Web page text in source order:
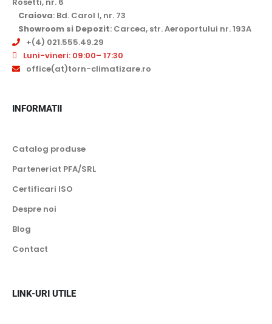
Bucuresti: Maria Rosetti Tower, et. 4 ,biroul 7, Str. Maria
Rosetti, nr. 6
Craiova: Bd. Carol I, nr. 73
Showroom si Depozit: Carcea, str. Aeroportului nr. 193A
+(4) 021.555.49.29
Catalog produse
Parteneriat PFA/SRL
Certificari ISO
Despre noi
Blog